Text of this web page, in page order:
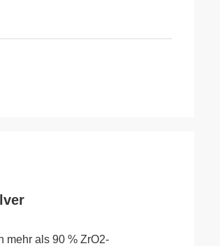
mehr als 90 % ZrO2-